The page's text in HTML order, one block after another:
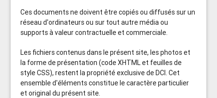
Ces documents ne doivent être copiés ou diffusés sur un
réseau d'ordinateurs ou sur tout autre média ou
supports à valeur contractuelle et commerciale.
Les fichiers contenus dans le présent site, les photos et
la forme de présentation (code XHTML et feuilles de
style CSS), restent la propriété exclusive de DCI. Cet
ensemble d'éléments constitue le caractère particulier
et original du présent site.